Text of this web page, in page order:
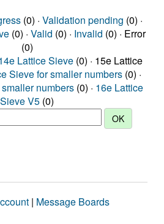
(0) · Validation pending (0) ·
(0) · Valid (0) · Invalid (0) · Error
(0)
Lattice Sieve (0) · 15e Lattice
Sieve for smaller numbers (0) ·
numbers (0) · 16e Lattice
Sieve V5 (0)
| Message Boards